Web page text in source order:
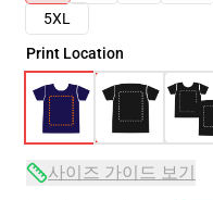
5XL
Print Location
사이즈 가이드 보기